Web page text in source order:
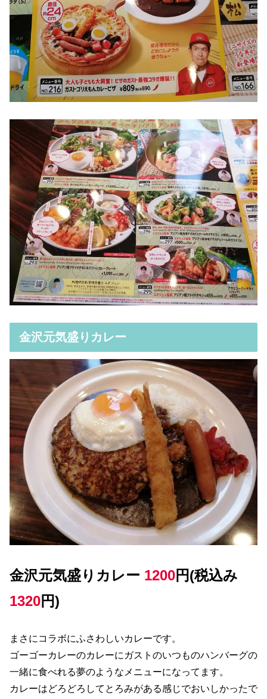
金沢元気盛りカレー
金沢元気盛りカレー 1200円(税込み
1320円)
まさにコラボにふさわしいカレーです。
ゴーゴーカレーのカレーにガストのいつものハンバーグの
一緒に食べれる夢のようなメニューになってます。
カレーはどろどろしてとろみがある感じでおいしかったで